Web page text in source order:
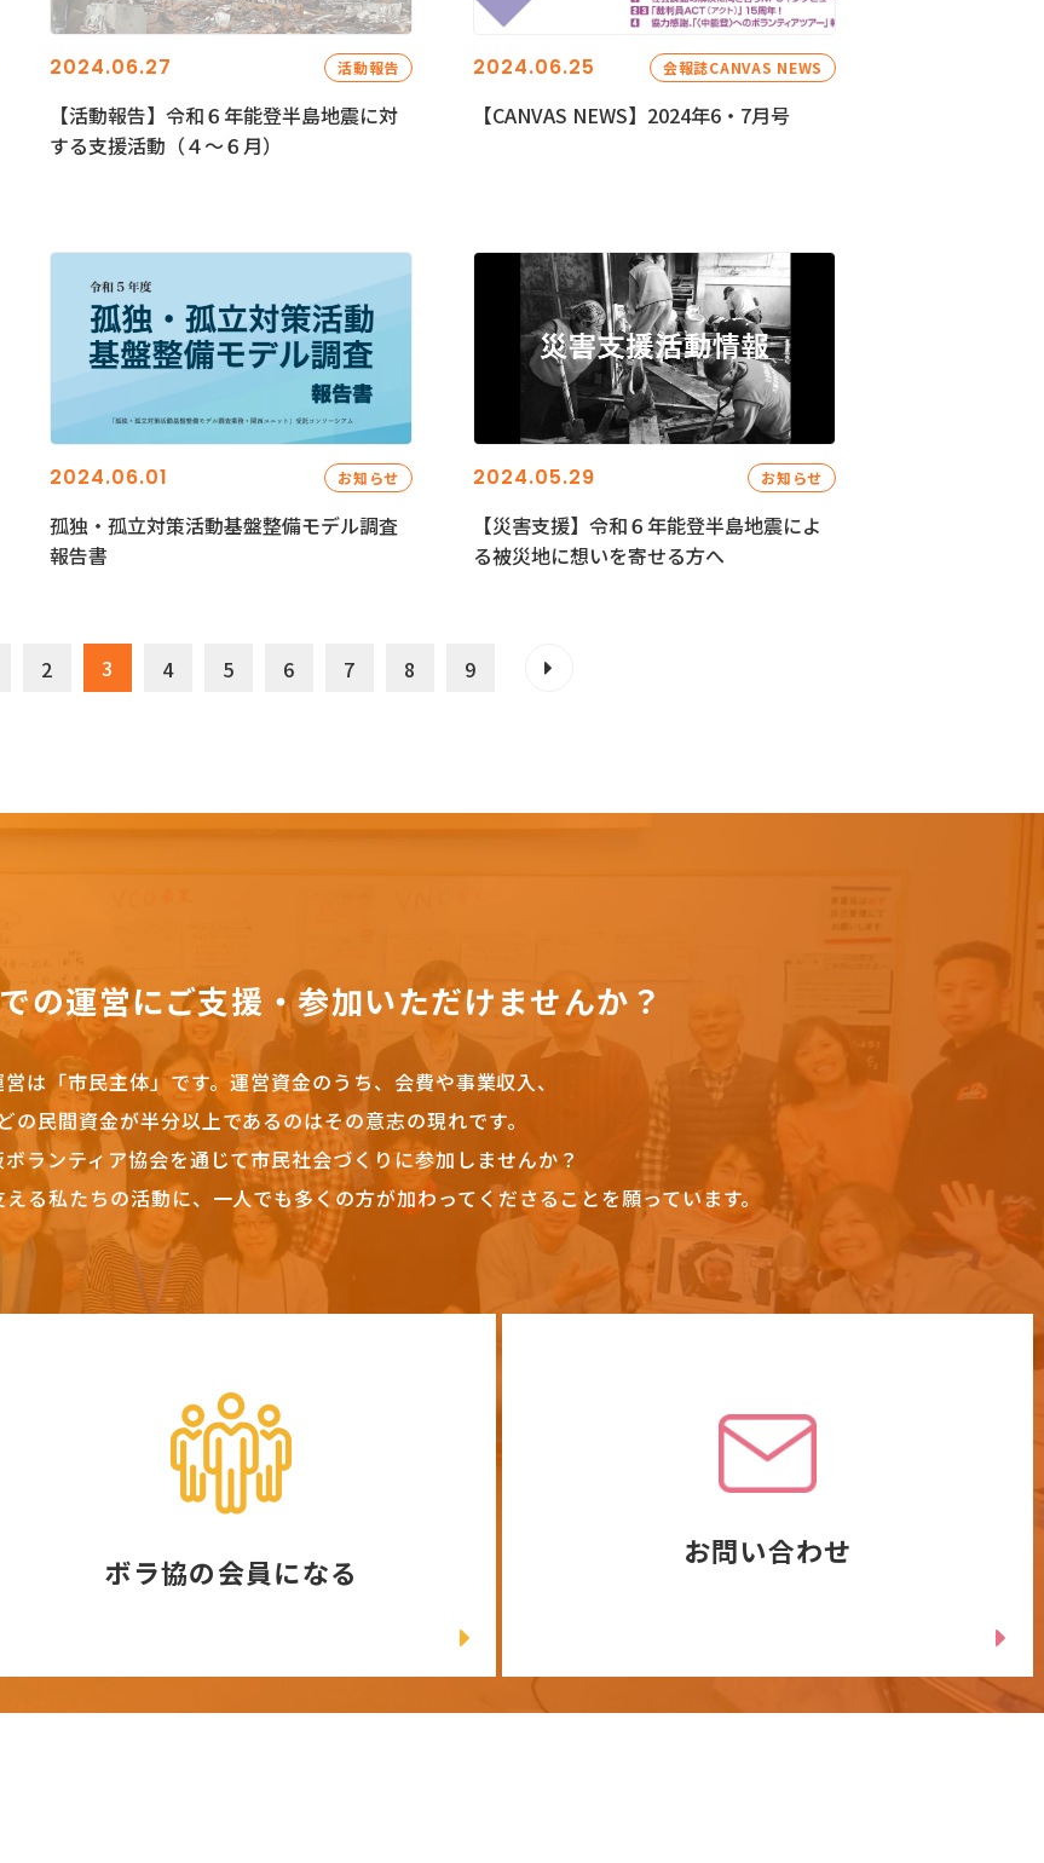
2024.06.27 活動報告
【活動報告】令和６年能登半島地震に対
する支援活動（４〜６月）
2024.06.25 会報誌CANVAS NEWS
【CANVAS NEWS】2024年6・7月号
2024.06.01 お知らせ
孤独・孤立対策活動基盤整備モデル調査
報告書
2024.05.29 お知らせ
【災害支援】令和６年能登半島地震によ
る被災地に想いを寄せる方へ
2 3 4 5 6 7 8 9
の運営にご支援・参加いただけませんか？
は「市民主体」です。 運営資金のうち、会費や事業収入、
の民間資金が半分以上であるのはその意志の現れです。
ランティア協会を通じて市民社会づくりに参加しませんか？
る私たちの活動に、一人でも多くの方が加わってくださることを願っています。
ボラ協の会員になる
お問い合わせ